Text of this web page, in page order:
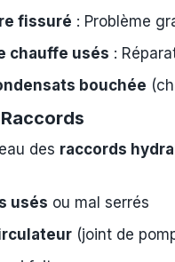
fissuré : Problème
chauffe usés :
bouchée
des raccords
usés ou mal serrés
(joint de